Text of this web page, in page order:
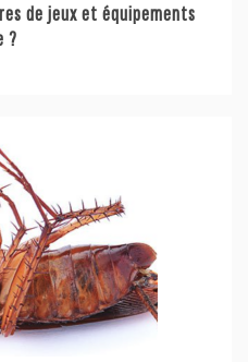
de jeux et équipements
?